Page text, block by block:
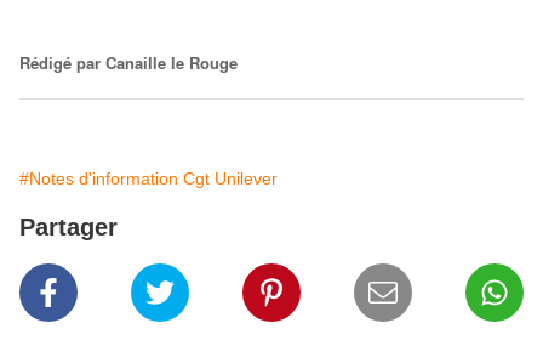
Rédigé par Canaille le Rouge
#Notes d'information Cgt Unilever
Partager